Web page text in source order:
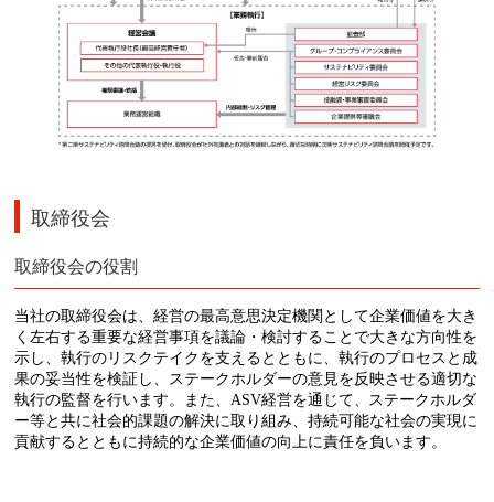
取締役会
取締役会の役割
当社の取締役会は、経営の最高意思決定機関として企業価値を大き
く左右する重要な経営事項を議論・検討することで大きな方向性を
示し、執行のリスクテイクを支えるとともに、執行のプロセスと成
果の妥当性を検証し、ステークホルダーの意見を反映させる適切な
執行の監督を行います。また、 ASV経営を通じて
ステークホルダ
ー等と共に社会的課題の解決に取り組み、 持続可能な社会の実現に
貢献するとともに持続的な企業価値の向上に責任を負います。